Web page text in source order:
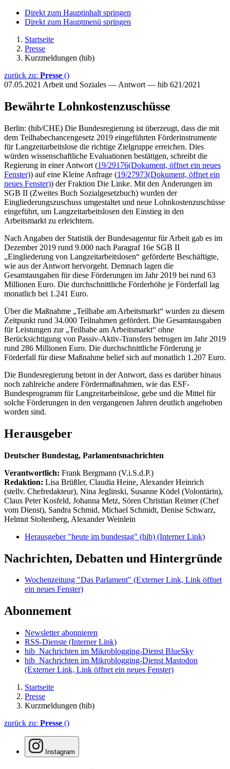
Direkt zum Hauptinhalt springen
Direkt zum Hauptmenü springen
Startseite
Presse
Kurzmeldungen (hib)
zurück zu: Presse ()
07.05.2021 Arbeit und Soziales — Antwort — hib 621/2021
Bewährte Lohnkostenzuschüsse
Berlin: (hib/CHE) Die Bundesregierung ist überzeugt, dass die mit
dem Teilhabechancengesetz 2019 eingeführten Förderinstrumente
für Langzeitarbeitslose die richtige Zielgruppe erreichen. Dies
würden wissenschaftliche Evaluationen bestätigen, schreibt die
Regierung in einer Antwort (19/29176(Dokument, öffnet ein neues
Fenster)) auf eine Kleine Anfrage (19/27973(Dokument, öffnet ein
neues Fenster)) der Fraktion Die Linke. Mit den Änderungen im
SGB II (Zweites Buch Sozialgesetzbuch) wurden der
Eingliederungszuschuss umgestaltet und neue Lohnkostenzuschüsse
eingeführt, um Langzeitarbeitslosen den Einstieg in den
Arbeitsmarkt zu erleichtern.
Nach Angaben der Statistik der Bundesagentur für Arbeit gab es im
Dezember 2019 rund 9.000 nach Paragraf 16e SGB II
„Eingliederung von Langzeitarbeitslosen“ geförderte Beschäftigte,
wie aus der Antwort hervorgeht. Demnach lagen die
Gesamtausgaben für diese Förderungen im Jahr 2019 bei rund 63
Millionen Euro. Die durchschnittliche Förderhöhe je Förderfall lag
monatlich bei 1.241 Euro.
Über die Maßnahme „Teilhabe am Arbeitsmarkt“ wurden zu diesem
Zeitpunkt rund 34.000 Teilnahmen gefördert. Die Gesamtausgaben
für Leistungen zur „Teilhabe am Arbeitsmarkt“ ohne
Berücksichtigung von Passiv-Aktiv-Transfers betrugen im Jahr 2019
rund 286 Millionen Euro. Die durchschnittliche Förderung je
Förderfall für diese Maßnahme belief sich auf monatlich 1.207 Euro.
Die Bundesregierung betont in der Antwort, dass es darüber hinaus
noch zahlreiche andere Fördermaßnahmen, wie das ESF-
Bundesprogramm für Langzeitarbeitslose, gebe und die Mittel für
solche Förderungen in den vergangenen Jahren deutlich angehoben
worden sind.
Herausgeber
Deutscher Bundestag, Parlamentsnachrichten
Verantwortlich: Frank Bergmann (V.i.S.d.P.)
Redaktion: Lisa Brüßler, Claudia Heine, Alexander Heinrich
(stellv. Chefredakteur), Nina Jeglinski, Susanne Ködel (Volontärin),
Claus Peter Kosfeld, Johanna Metz, Sören Christian Reimer (Chef
vom Dienst), Sandra Schmid, Michael Schmidt, Denise Schwarz,
Helmut Stoltenberg, Alexander Weinlein
Herausgeber "heute im bundestag" (hib) (Interner Link)
Nachrichten, Debatten und Hintergründe
Wochenzeitung "Das Parlament" (Externer Link, Link öffnet
ein neues Fenster)
Abonnement
Newsletter abonnieren
RSS-Dienste (Interner Link)
hib_Nachrichten im Mikroblogging-Dienst BlueSky
hib_Nachrichten im Mikroblogging-Dienst Mastodon
(Externer Link, Link öffnet ein neues Fenster)
Startseite
Presse
Kurzmeldungen (hib)
zurück zu: Presse ()
Instagram